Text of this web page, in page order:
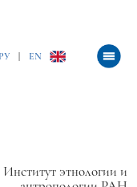
РУ EN
Институт этнологии и